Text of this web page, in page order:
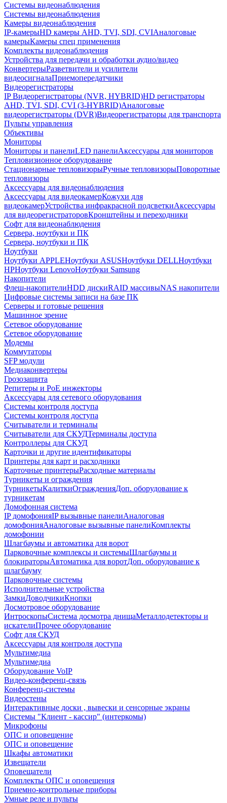
Системы видеонаблюдения
Системы видеонаблюдения
Камеры видеонаблюдения
IP-камерыHD камеры AHD, TVI, SDI, CVIАналоговые
камерыКамеры спец применения
Комплекты видеонаблюдения
Устройства для передачи и обработки аудио/видео
КонвертерыРазветвители и усилители
видеосигналаПриемопередатчики
Видеорегистраторы
IP Видеорегистраторы (NVR, HYBRID)HD регистраторы
AHD, TVI, SDI, CVI (3-HYBRID)Аналоговые
видеорегистраторы (DVR)Видеорегистраторы для транспорта
Пульты управления
Объективы
Мониторы
Мониторы и панелиLED панелиАксессуары для мониторов
Тепловизионное оборудование
Стационарные тепловизорыРучные тепловизорыПоворотные
тепловизоры
Аксессуары для видеонаблюдения
Аксессуары для видеокамерКожухи для
видеокамерУстройства инфракрасной подсветкиАксессуары
для видеорегистраторовКронштейны и переходники
Софт для видеонаблюдения
Сервера, ноутбуки и ПК
Сервера, ноутбуки и ПК
Ноутбуки
Ноутбуки APPLEНоутбуки ASUSНоутбуки DELLНоутбуки
HPНоутбуки LenovoНоутбуки Samsung
Накопители
Флеш-накопителиHDD дискиRAID массивыNAS накопители
Цифровые системы записи на базе ПК
Серверы и готовые решения
Машинное зрение
Сетевое оборудование
Сетевое оборудование
Модемы
Коммутаторы
SFP модули
Медиаконвертеры
Грозозащита
Репитеры и PoE инжекторы
Аксессуары для сетевого оборудования
Системы контроля доступа
Системы контроля доступа
Считыватели и терминалы
Считыватели для СКУДТерминалы доступа
Контроллеры для СКУД
Карточки и другие идентификаторы
Принтеры для карт и расходники
Карточные принтерыРасходные материалы
Турникеты и ограждения
ТурникетыКалиткиОгражденияДоп. оборудование к
турникетам
Домофонная система
IP домофонияIP вызывные панелиАналоговая
домофонияАналоговые вызывные панелиКомплекты
домофонии
Шлагбаумы и автоматика для ворот
Парковочные комплексы и системыШлагбаумы и
блокираторыАвтоматика для воротДоп. оборудование к
шлагбауму
Парковочные системы
Исполнительные устройства
ЗамкиДоводчикиКнопки
Досмотровое оборудование
ИнтроскопыСистема досмотра днищаМеталлодетекторы и
искателиПрочее оборудование
Софт для СКУД
Аксессуары для контроля доступа
Мультимедиа
Мультимедиа
Оборудование VoIP
Видео-конференц-связь
Конференц-системы
Видеостены
Интерактивные доски , вывески и сенсорные экраны
Системы "Клиент - кассир" (интеркомы)
Микрофоны
ОПС и оповещение
ОПС и оповещение
Шкафы автоматики
Извещатели
Оповещатели
Комплекты ОПС и оповещения
Приемно-контрольные приборы
Умные реле и пульты